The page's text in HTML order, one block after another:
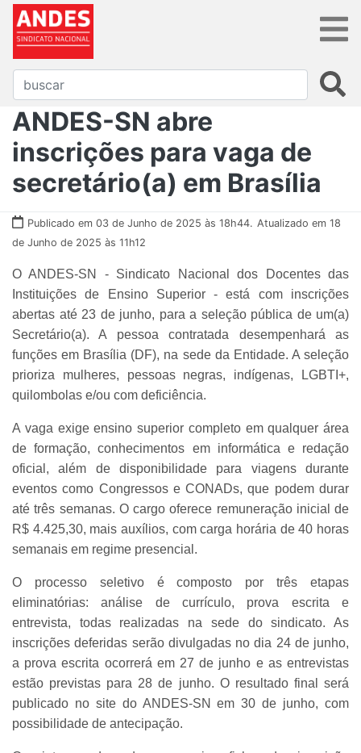
ANDES-SN abre
inscrições para vaga de
secretário(a) em Brasília
Publicado em 03 de Junho de 2025 às 18h44. Atualizado em 18
de Junho de 2025 às 11h12
O ANDES-SN - Sindicato Nacional dos Docentes das
Instituições de Ensino Superior - está com inscrições
abertas até 23 de junho, para a seleção pública de um(a)
Secretário(a). A pessoa contratada desempenhará as
funções em Brasília (DF), na sede da Entidade. A seleção
prioriza mulheres, pessoas negras, indígenas, LGBTI+,
quilombolas e/ou com deficiência.
A vaga exige ensino superior completo em qualquer área
de formação, conhecimentos em informática e redação
oficial, além de disponibilidade para viagens durante
eventos como Congressos e CONADs, que podem durar
até três semanas. O cargo oferece remuneração inicial de
R$ 4.425,30, mais auxílios, com carga horária de 40 horas
semanais em regime presencial.
O processo seletivo é composto por três etapas
eliminatórias: análise de currículo, prova escrita e
entrevista, todas realizadas na sede do sindicato. As
inscrições deferidas serão divulgadas no dia 24 de junho,
a prova escrita ocorrerá em 27 de junho e as entrevistas
estão previstas para 28 de junho. O resultado final será
publicado no site do ANDES-SN em 30 de junho, com
possibilidade de antecipação.